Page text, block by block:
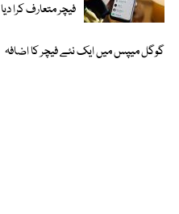
فیچر متعارف کرا دیا
گوگل میپس میں ایک نئے فیچر کا اضافہ